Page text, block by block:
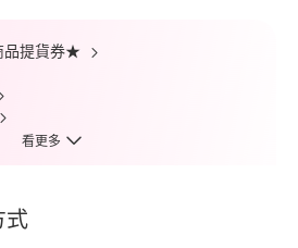
提貨券★
看更多
式